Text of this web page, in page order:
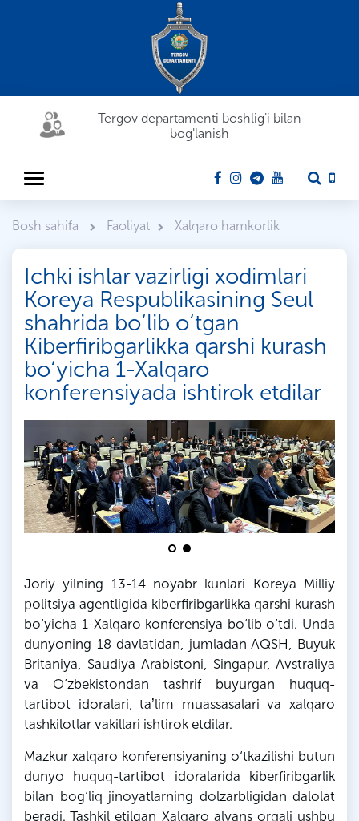
Tergov departamenti boshlig'i bilan
bog'lanish
Bosh sahifa Faoliyat Xalqaro hamkorlik
Ichki ishlar vazirligi xodimlari
Koreya Respublikasining Seul
shahrida bo‘lib o‘tgan
Kiberfiribgarlikka qarshi kurash
bo‘yicha 1-Xalqaro
konferensiyada ishtirok etdilar
Joriy yilning 13-14 noyabr kunlari Koreya Milliy
politsiya agentligida kiberfiribgarlikka qarshi kurash
bo‘yicha 1-Xalqaro konferensiya bo‘lib o‘tdi. Unda
dunyoning 18 davlatidan, jumladan AQSH, Buyuk
Britaniya, Saudiya Arabistoni, Singapur, Avstraliya
va O‘zbekistondan tashrif buyurgan huquq-
tartibot idoralari, taʼlim muassasalari va xalqaro
tashkilotlar vakillari ishtirok etdilar.
Mazkur xalqaro konferensiyaning o‘tkazilishi butun
dunyo huquq-tartibot idoralarida kiberfiribgarlik
bilan bog‘liq jinoyatlarning dolzarbligidan dalolat
beradi. Tashkil etilgan Xalqaro alyans orqali ushbu